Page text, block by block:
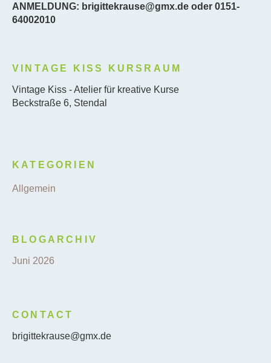
ANMELDUNG: brigittekrause@gmx.de oder 0151-
64002010
VINTAGE KISS KURSRAUM
Vintage Kiss - Atelier für kreative Kurse
Beckstraße 6, Stendal
KATEGORIEN
Allgemein
BLOGARCHIV
Juni 2026
CONTACT
brigittekrause@gmx.de